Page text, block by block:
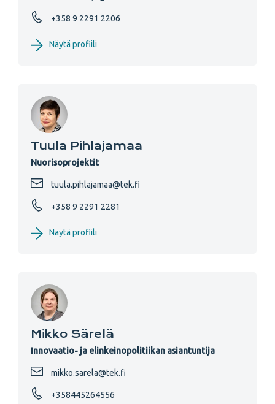
+358 9 2291 2206
Näytä profiili
Tuula Pihlajamaa
Nuorisoprojektit
tuula.pihlajamaa@tek.fi
+358 9 2291 2281
Näytä profiili
Mikko Särelä
Innovaatio- ja elinkeinopolitiikan asiantuntija
mikko.sarela@tek.fi
+358445264556